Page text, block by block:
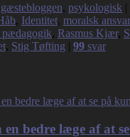
gæstebloggen, psykologisk |
, Identitet, moralsk ansvar
pædagogik, Rasmus Kjær,
, Stig Tøfting | 99 svar
bedre læge af at